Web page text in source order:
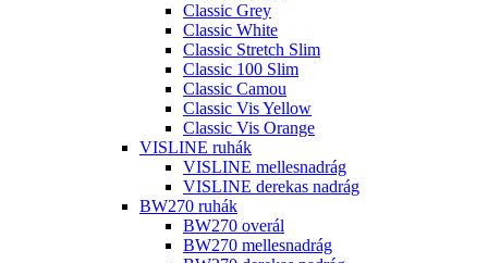
Classic Grey
Classic White
Classic Stretch Slim
Classic 100 Slim
Classic Camou
Classic Vis Yellow
Classic Vis Orange
VISLINE ruhák
VISLINE mellesnadrág
VISLINE derekas nadrág
BW270 ruhák
BW270 overál
BW270 mellesnadrág